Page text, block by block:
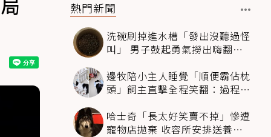
熱門新聞
洗碗刷掉進水槽「發出沒聽過怪
叫」 男子鼓起勇氣撈出嗨翻：
邊牧陪小主人睡覺「順便霸佔枕
頭」飼主直擊全程笑翻：過程絲
哈士奇「長太好笑賣不掉」慘遭
寵物店拋棄 收容所安排送養活